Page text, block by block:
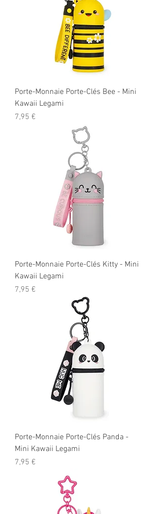
Porte-Monnaie Porte-Clés Bee - Mini
Kawaii Legami
Prix
7,95 €
Porte-Monnaie Porte-Clés Kitty - Mini
Kawaii Legami
Prix
7,95 €
Porte-Monnaie Porte-Clés Panda -
Mini Kawaii Legami
Prix
7,95 €